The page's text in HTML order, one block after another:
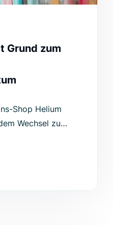
Grund zum
Shop Helium
Wechsel zu